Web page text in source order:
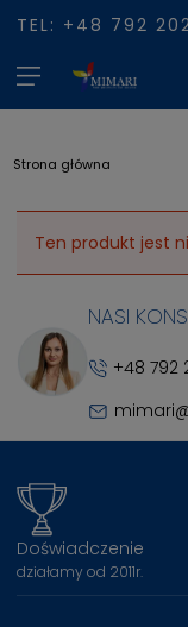
TEL: +48 792
Strona główna
Ten produkt jest
NASI
+48 792
Doświadczenie
działamy od 2011r.